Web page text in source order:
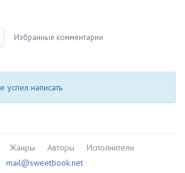
Избранные комментарии
написать
Жанры Авторы
Исполнители
mail@sweetbook.net